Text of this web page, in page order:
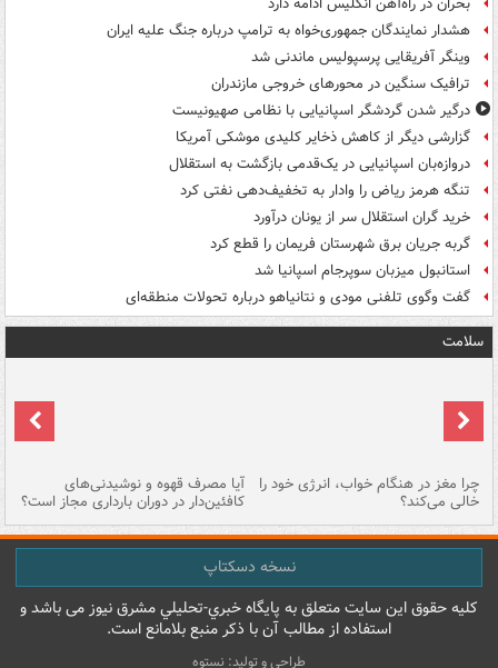
هشدار نمایندگان جمهوری‌خواه به ترامپ درباره جنگ علیه ایران
وینگر آفریقایی پرسپولیس ماندنی شد
ترافیک سنگین در محورهای خروجی مازندران
درگیر شدن گردشگر اسپانیایی با نظامی صهیونیست
گزارشی دیگر از کاهش ذخایر کلیدی موشکی آمریکا
دروازه‌بان اسپانیایی در یک‌قدمی بازگشت به استقلال
تنگه هرمز ریاض را وادار به تخفیف‌دهی نفتی کرد
خرید گران استقلال سر از یونان درآورد
گربه جریان برق شهرستان فریمان را قطع کرد
استانبول میزبان سوپرجام اسپانیا شد
گفت وگوی تلفنی مودی و نتانیاهو درباره تحولات منطقه‌ای
سلامت
چرا مغز در هنگام خواب، انرژی خود را
خالی می‌کند؟
آیا مصرف قهوه و نوشیدنی‌های
کافئین‌دار در دوران بارداری مجاز است؟
نسخه دسکتاپ
کليه حقوق اين سايت متعلق به پایگاه خبري-تحليلي مشرق نيوز می باشد و
استفاده از مطالب آن با ذکر منبع بلامانع است.
طراحی و تولید: نستوه